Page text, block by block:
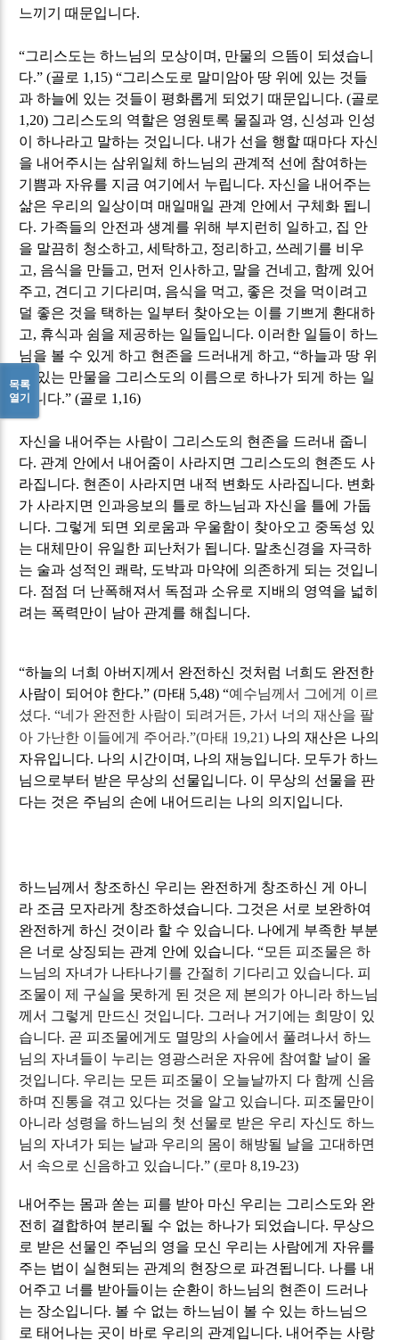
느끼기 때문입니다.
“그리스도는 하느님의 모상이며 , 만물의 으뜸이 되셨습니
다.” (골로 1,15) “그리스도로 말미암아 땅 위에 있는 것들
과 하늘에 있는 것들이 평화롭게 되었기 때문입니다. (골로
1,20) 그리스도의 역할은 영원토록 물질과 영, 신성과 인성
이 하나라고 말하는 것입니다. 내가 선을 행할 때마다 자신
을 내어주시는 삼위일체 하느님의 관계적 선에 참여하는
기쁨과 자유를 지금 여기에서 누립니다. 자신을 내어주는
삶은 우리의 일상이며 매일매일 관계 안에서 구체화 됩니
다. 가족들의 안전과 생계를 위해 부지런히 일하고, 집 안
을 말끔히 청소하고,세탁하고, 정리하고, 쓰레기를 비우
고, 음식을 만들고, 먼저 인사하고, 말을 건네고, 함께 있어
주고, 견디고 기다리며 , 음식을 먹고, 좋은 것을 먹이려고
덜 좋은 것을 택하는 일부터 찾아오는 이를 기쁘게 환대하
고, 휴식과 쉼을 제공하는 일들입니다. 이러한 일들이 하느
님을 볼 수 있게 하고 현존을 드러내게 하고, “하늘과 땅 위
에 있는 만물을 그리스도의 이름으로 하나가 되게 하는 일
입니다.” (골로 1,16)
자신을 내어주는 사람이 그리스도의 현존을 드러내 줍니
다. 관계 안에서 내어줌이 사라지면 그리스도의 현존도 사
라집니다. 현존이 사라지면 내적 변화도 사라집니다. 변화
가 사라지면 인과응보의 틀로 하느님과 자신을 틀에 가둡
니다. 그렇게 되면 외로움과 우울함이 찾아오고 중독성 있
는 대체만이 유일한 피난처가 됩니다. 말초신경을 자극하
는 술과 성적인 쾌락, 도박과 마약에 의존하게 되는 것입니
다. 점점 더 난폭해져서 독점과 소유로 지배의 영역을 넓히
려는 폭력만이 남아 관계를 해칩니다.
“하늘의 너희 아버지께서 완전하신 것처럼 너희도 완전한
사람이 되어야 한다.” (마태 5,48) “예수님께서 그에게 이르
셨다. “네가 완전한 사람이 되려거든, 가서 너의 재산을 팔
아 가난한 이들에게 주어라.”(마태 19,21) 나의 재산은 나의
자유입니다. 나의 시간이며 , 나의 재능입니다. 모두가 하느
님으로부터 받은 무상의 선물입니다. 이 무상의 선물을 판
다는 것은 주님의 손에 내어드리는 나의 의지입니다.
하느님께서 창조하신 우리는 완전하게 창조하신 게 아니
라 조금 모자라게 창조하셨습니다. 그것은 서로 보완하여
완전하게 하신 것이라 할 수 있습니다. 나에게 부족한 부분
은 너로 상징되는 관계 안에 있습니다.“모든 피조물은 하
느님의 자녀가 나타나기를 간절히 기다리고 있습니다. 피
조물이 제 구실을 못하게 된 것은 제 본의가 아니라 하느님
께서 그렇게 만드신 것입니다. 그러나 거기에는 희망이 있
습니다. 곧 피조물에게도 멸망의 사슬에서 풀려나서 하느
님의 자녀들이 누리는 영광스러운 자유에 참여할 날이 올
것입니다. 우리는 모든 피조물이 오늘날까지 다 함께 신음
하며 진통을 겪고 있다는 것을 알고 있습니다. 피조물만이
아니라 성령을 하느님의 첫 선물로 받은 우리 자신도 하느
님의 자녀가 되는 날과 우리의 몸이 해방될 날을 고대하면
서 속으로 신음하고 있습니다.” (로마8,19-23)
내어주는 몸과 쏟는 피를 받아 마신 우리는 그리스도와 완
전히 결합하여 분리될 수 없는 하나가 되었습니다. 무상으
로 받은 선물인 주님의 영을 모신 우리는 사람에게 자유를
주는 법이 실현되는 관계의 현장으로 파견됩니다. 나를 내
어주고 너를 받아들이는 순환이 하느님의 현존이 드러나
는 장소입니다. 볼 수 없는 하느님이 볼 수 있는 하느님으
로 태어나는 곳이 바로 우리의 관계입니다. 내어주는 사랑
목록
열기